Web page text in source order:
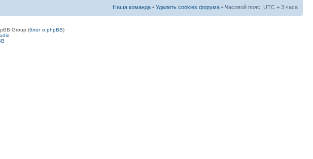
Наша команда • Удалить cookies форума • Часовой пояс: UTC + 3 часа
Group (блог о phpBB)